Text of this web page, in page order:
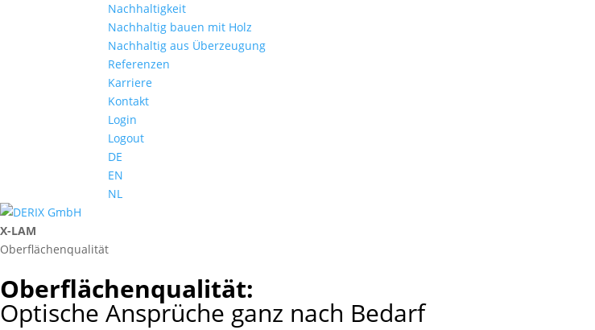
Nachhaltigkeit
Nachhaltig bauen mit Holz
Nachhaltig aus Überzeugung
Referenzen
Karriere
Kontakt
Login
Logout
DE
EN
NL
X-LAM
Ober­­­flächen­­qualität
Ober­flächen­qualität:
Optische Ansprüche ganz nach Bedarf